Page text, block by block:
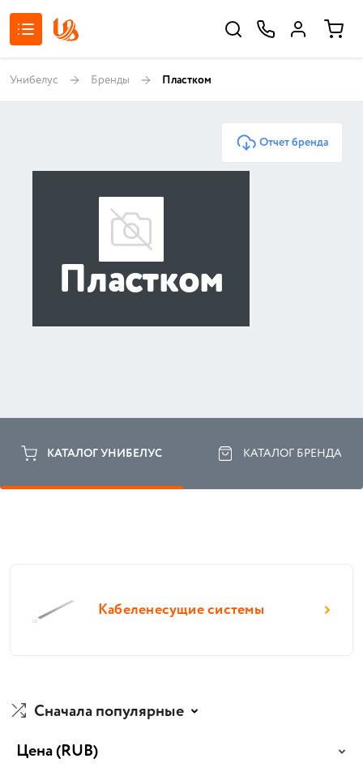
Унибелус Бренды Пластком
Отчет бренда
Пластком
КАТАЛОГ УНИБЕЛУС КАТАЛОГ БРЕНДА
Кабеленесущие системы
Сначала популярные
Цена(RUB)